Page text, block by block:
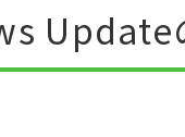
Update